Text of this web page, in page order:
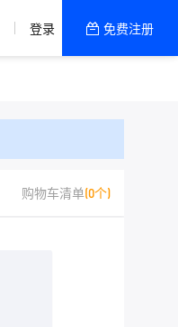
登录 免费注册
购物车清单(0个)